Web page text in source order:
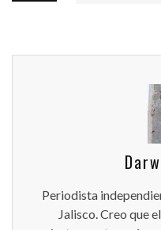
Periodista
Jalisco. Creo que